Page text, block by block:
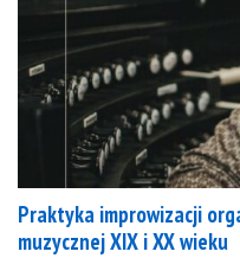
Praktyka improwizacji
muzycznej XIX i XX wieku